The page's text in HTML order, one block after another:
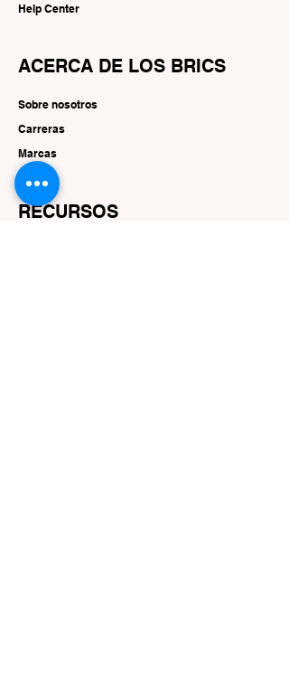
Help Center
ACERCA DE LOS BRICS
Sobre nosotros
Carreras
Marcas
RECURSOS